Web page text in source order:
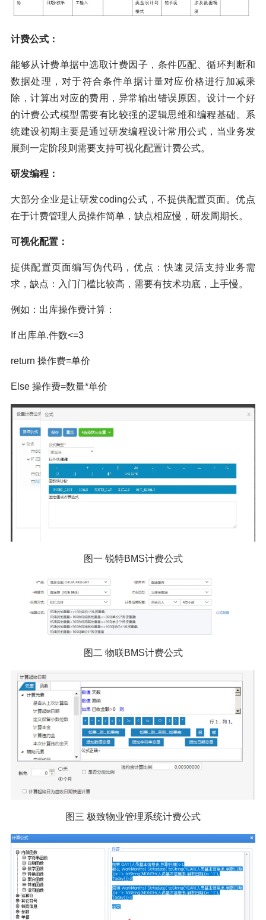
计费公式：
能够从计费单据中选取计费因子，条件匹配、循环判断和
数据处理，对于符合条件单据计量对应价格进行加减乘
除，计算出对应的费用，异常输出错误原因。设计一个好
的计费公式模型需要有比较强的逻辑思维和编程基础。系
统建设初期主要是通过研发编程设计常用公式，当业务发
展到一定阶段则需要支持可视化配置计费公式。
研发编程：
大部分企业是让研发coding公式，不提供配置页面。优点
在于计费管理人员操作简单，缺点相应慢，研发周期长。
可视化配置：
提供配置页面编写伪代码，优点：快速灵活支持业务需
求，缺点：入门门槛比较高，需要有技术功底，上手慢。
例如：出库操作费计算：
If 出库单.件数<=3
return 操作费=单价
Else 操作费=数量*单价
图一 锐特BMS计费公式
图二 物联BMS计费公式
图三 极致物业管理系统计费公式